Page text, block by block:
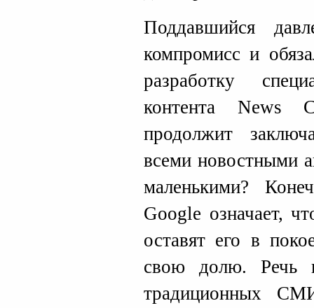
Поддавшийся
компромисс и
разработку
контента News
продолжит
всеми новостными
маленькими?
Google означает,
оставят его в
свою долю. Речь
традиционных